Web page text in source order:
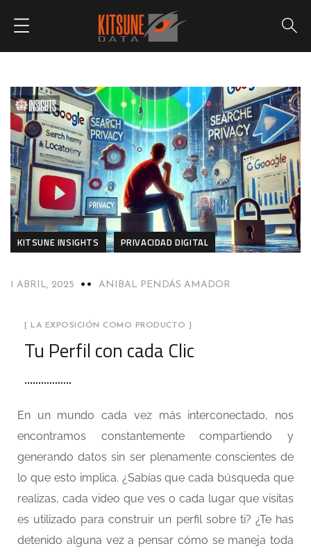
KITSUNE INSIGHTS PRIVACIDAD DIGITAL
1 ABRIL, 2025 ANIBAL PENDÁS AMADOR
[ LA EXPOSICIÓN COMO PRODUCTO ]
Tu Perfil con cada Clic
En un mundo cada vez más interconectado, nos
encontramos constantemente compartiendo y
generando datos sin ser plenamente conscientes de
lo que esto implica. ¿Sabías que cada búsqueda que
realizas, cada video que ves o cada lugar que visitas
es utilizado para construir un perfil sobre ti? ¿Te has
detenido alguna vez a pensar cómo se maneja toda